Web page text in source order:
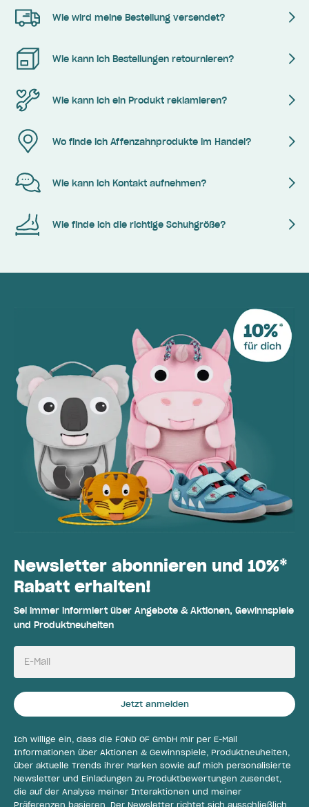
Wie wird meine Bestellung versendet?
Wie kann ich Bestellungen retournieren?
Wie kann ich ein Produkt reklamieren?
Wo finde ich Affenzahnprodukte im Handel?
Wie kann ich Kontakt aufnehmen?
Wie finde ich die richtige Schuhgröße?
Newsletter abonnieren und 10%*
Rabatt erhalten!
Sei immer informiert über Angebote & Aktionen, Gewinnspiele
und Produktneuheiten
E-Mail
Jetzt anmelden
Ich willige ein, dass die FOND OF GmbH mir per E-Mail
Informationen über Aktionen & Gewinnspiele, Produktneuheiten,
über aktuelle Trends ihrer Marken sowie auf mich personalisierte
Newsletter und Einladungen zu Produktbewertungen zusendet,
die auf der Analyse meiner Interaktionen und meiner
Präferenzen basieren. Der Newsletter richtet sich ausschließlich